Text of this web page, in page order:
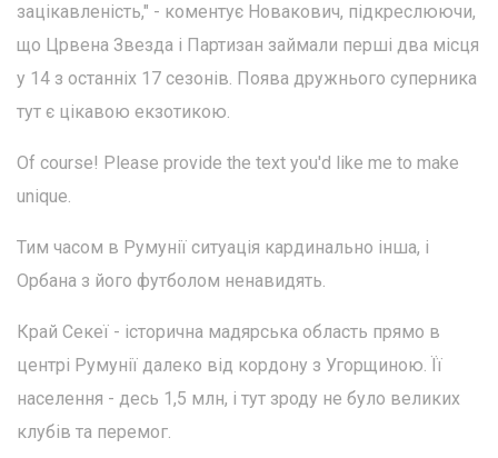
зацікавленість," - коментує Новакович, підкреслюючи,
що Црвена Звезда і Партизан займали перші два місця
у 14 з останніх 17 сезонів. Поява дружнього суперника
тут є цікавою екзотикою.
Of course! Please provide the text you'd like me to make
unique.
Тим часом в Румунії ситуація кардинально інша, і
Орбана з його футболом ненавидять.
Край Секеї - історична мадярська область прямо в
центрі Румунії далеко від кордону з Угорщиною. Її
населення - десь 1,5 млн, і тут зроду не було великих
клубів та перемог.